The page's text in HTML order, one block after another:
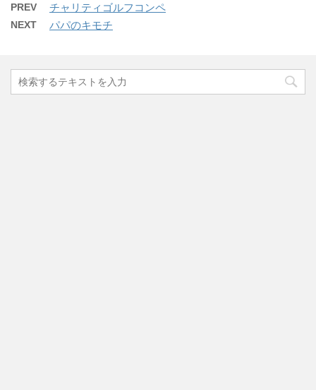
PREV チャリティゴルフコンペ
NEXT パパのキモチ